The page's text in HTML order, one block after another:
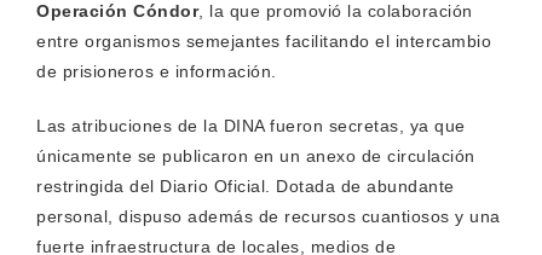
Operación Cóndor, la que promovió la colaboración
entre organismos semejantes facilitando el intercambio
de prisioneros e información.
Las atribuciones de la DINA fueron secretas, ya que
únicamente se publicaron en un anexo de circulación
restringida del Diario Oficial. Dotada de abundante
personal, dispuso además de recursos cuantiosos y una
fuerte infraestructura de locales, medios de